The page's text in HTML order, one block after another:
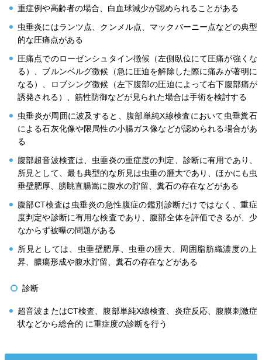
重症例や高齢者の場合、白血球減少が認められることがある
虫垂炎にはランツ点、クンメル点、マックバーニー点などの典型
的な圧痛点がある
圧痛点でのローゼンシュタイン徴候（左側臥位にて圧痛が強くな
る）、ブルンベルグ徴候（急に圧迫を解除した際に痛みが著明に
なる）、ロブシング徴候（左下腹部の圧迫によって右下腹部痛が
誘発される）、筋性防御などが見られた場合は手術を検討する
虫垂炎が周囲に波及すると、腹部単純X線検査において虫垂糞石
による石灰化像や限局性の小腸ガス像などが認められる場合があ
る
腹部超音波検査は、虫垂炎の重症度の判定、診断に有用であり、
所見として、最も典型的な所見は虫垂の腫大であり、ほかにも虫
垂壁肥厚、膀眺直腸嵩に腹水の貯留、糞石の存在などがある
腹部CT検査は虫垂炎の急性腹症の鑑別診断だけではなく、重症
度判定や診断に有用な検査であり、腹部全体を評価できるが、少
なからず被曝の問題がある
所見としては、虫垂壁肥厚、虫垂の腫大、周囲脂肪織濃度の上
昇、膿瘍形成や腹水貯留、糞石の存在などがある
診断
超音波またはCT検査、腹部単純X線検査、炎症反応、腹膜刺激症
状などから総合的 に重症度の診断を行う